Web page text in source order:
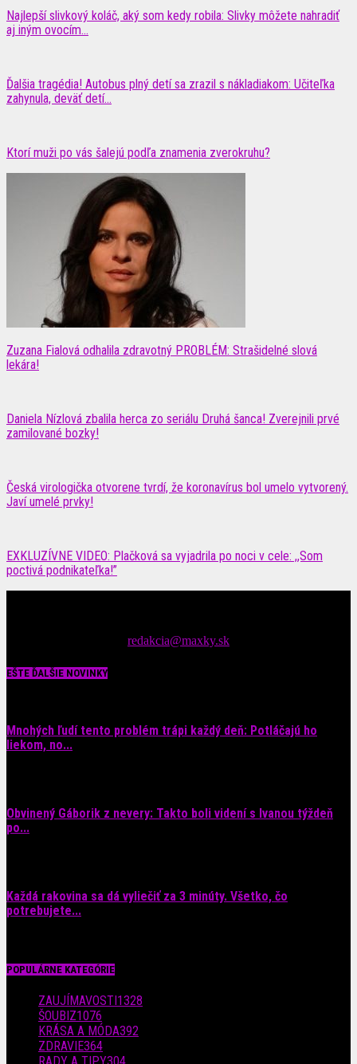
Najlepší slivkový koláč, aký som kedy robila: Slivky môžete nahradiť
aj iným ovocím...
Ďalšia tragédia! Autobus plný detí sa zrazil s nákladiakom: Učiteľka
zahynula, deväť detí...
Ktorí muži po vás šalejú podľa znamenia zverokruhu?
Zuzana Fialová odhalila zdravotný PROBLÉM: Strašidelné slová
lekára!
Daniela Nízlová zbalila herca zo seriálu Druhá šanca! Zverejnili prvé
zamilované bozky!
Česká virologička otvorene tvrdí, že koronavírus bol umelo vytvorený.
Javí umelé prvky!
EXKLUZÍVNE VIDEO: Plačková sa vyjadrila po noci v cele: ,,Som
poctivá podnikateľka!”
redakcia@maxky.sk
EŠTE ĎALŠIE NOVINKY
Mnohých ľudí tento problém trápi každý deň: Potláčajú ho
liekom, no...
Obvinený Gáborik z nevery: Takto boli videní s Ivanou týždeň
po...
Každá rakovina sa dá vyliečiť za 3 minúty. Všetko, čo
potrebujete...
POPULÁRNE KATEGÓRIE
ZAUJÍMAVOSTI 1328
ŠOUBIZ1076
KRÁSA A MÓDA392
ZDRAVIE364